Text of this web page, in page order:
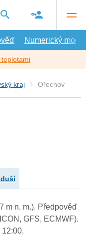
Numerický model
kraj Ořechov
m n. m.). Předpověď
GFS, ECMWF).